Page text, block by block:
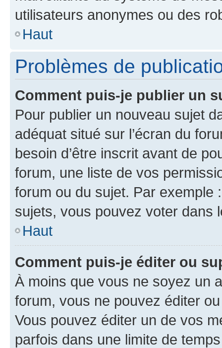
utilisateurs anonymes ou des
Haut
Problèmes de
Comment puis-je publier un
Pour publier un nouveau sujet
adéquat situé sur l’écran du
besoin d’être inscrit avant de
forum, une liste de vos
forum ou du sujet. Par exemple
sujets, vous pouvez voter dans
Haut
Comment puis-je éditer ou
À moins que vous ne soyez un
forum, vous ne pouvez éditer
Vous pouvez éditer un de vos
parfois dans une limite de